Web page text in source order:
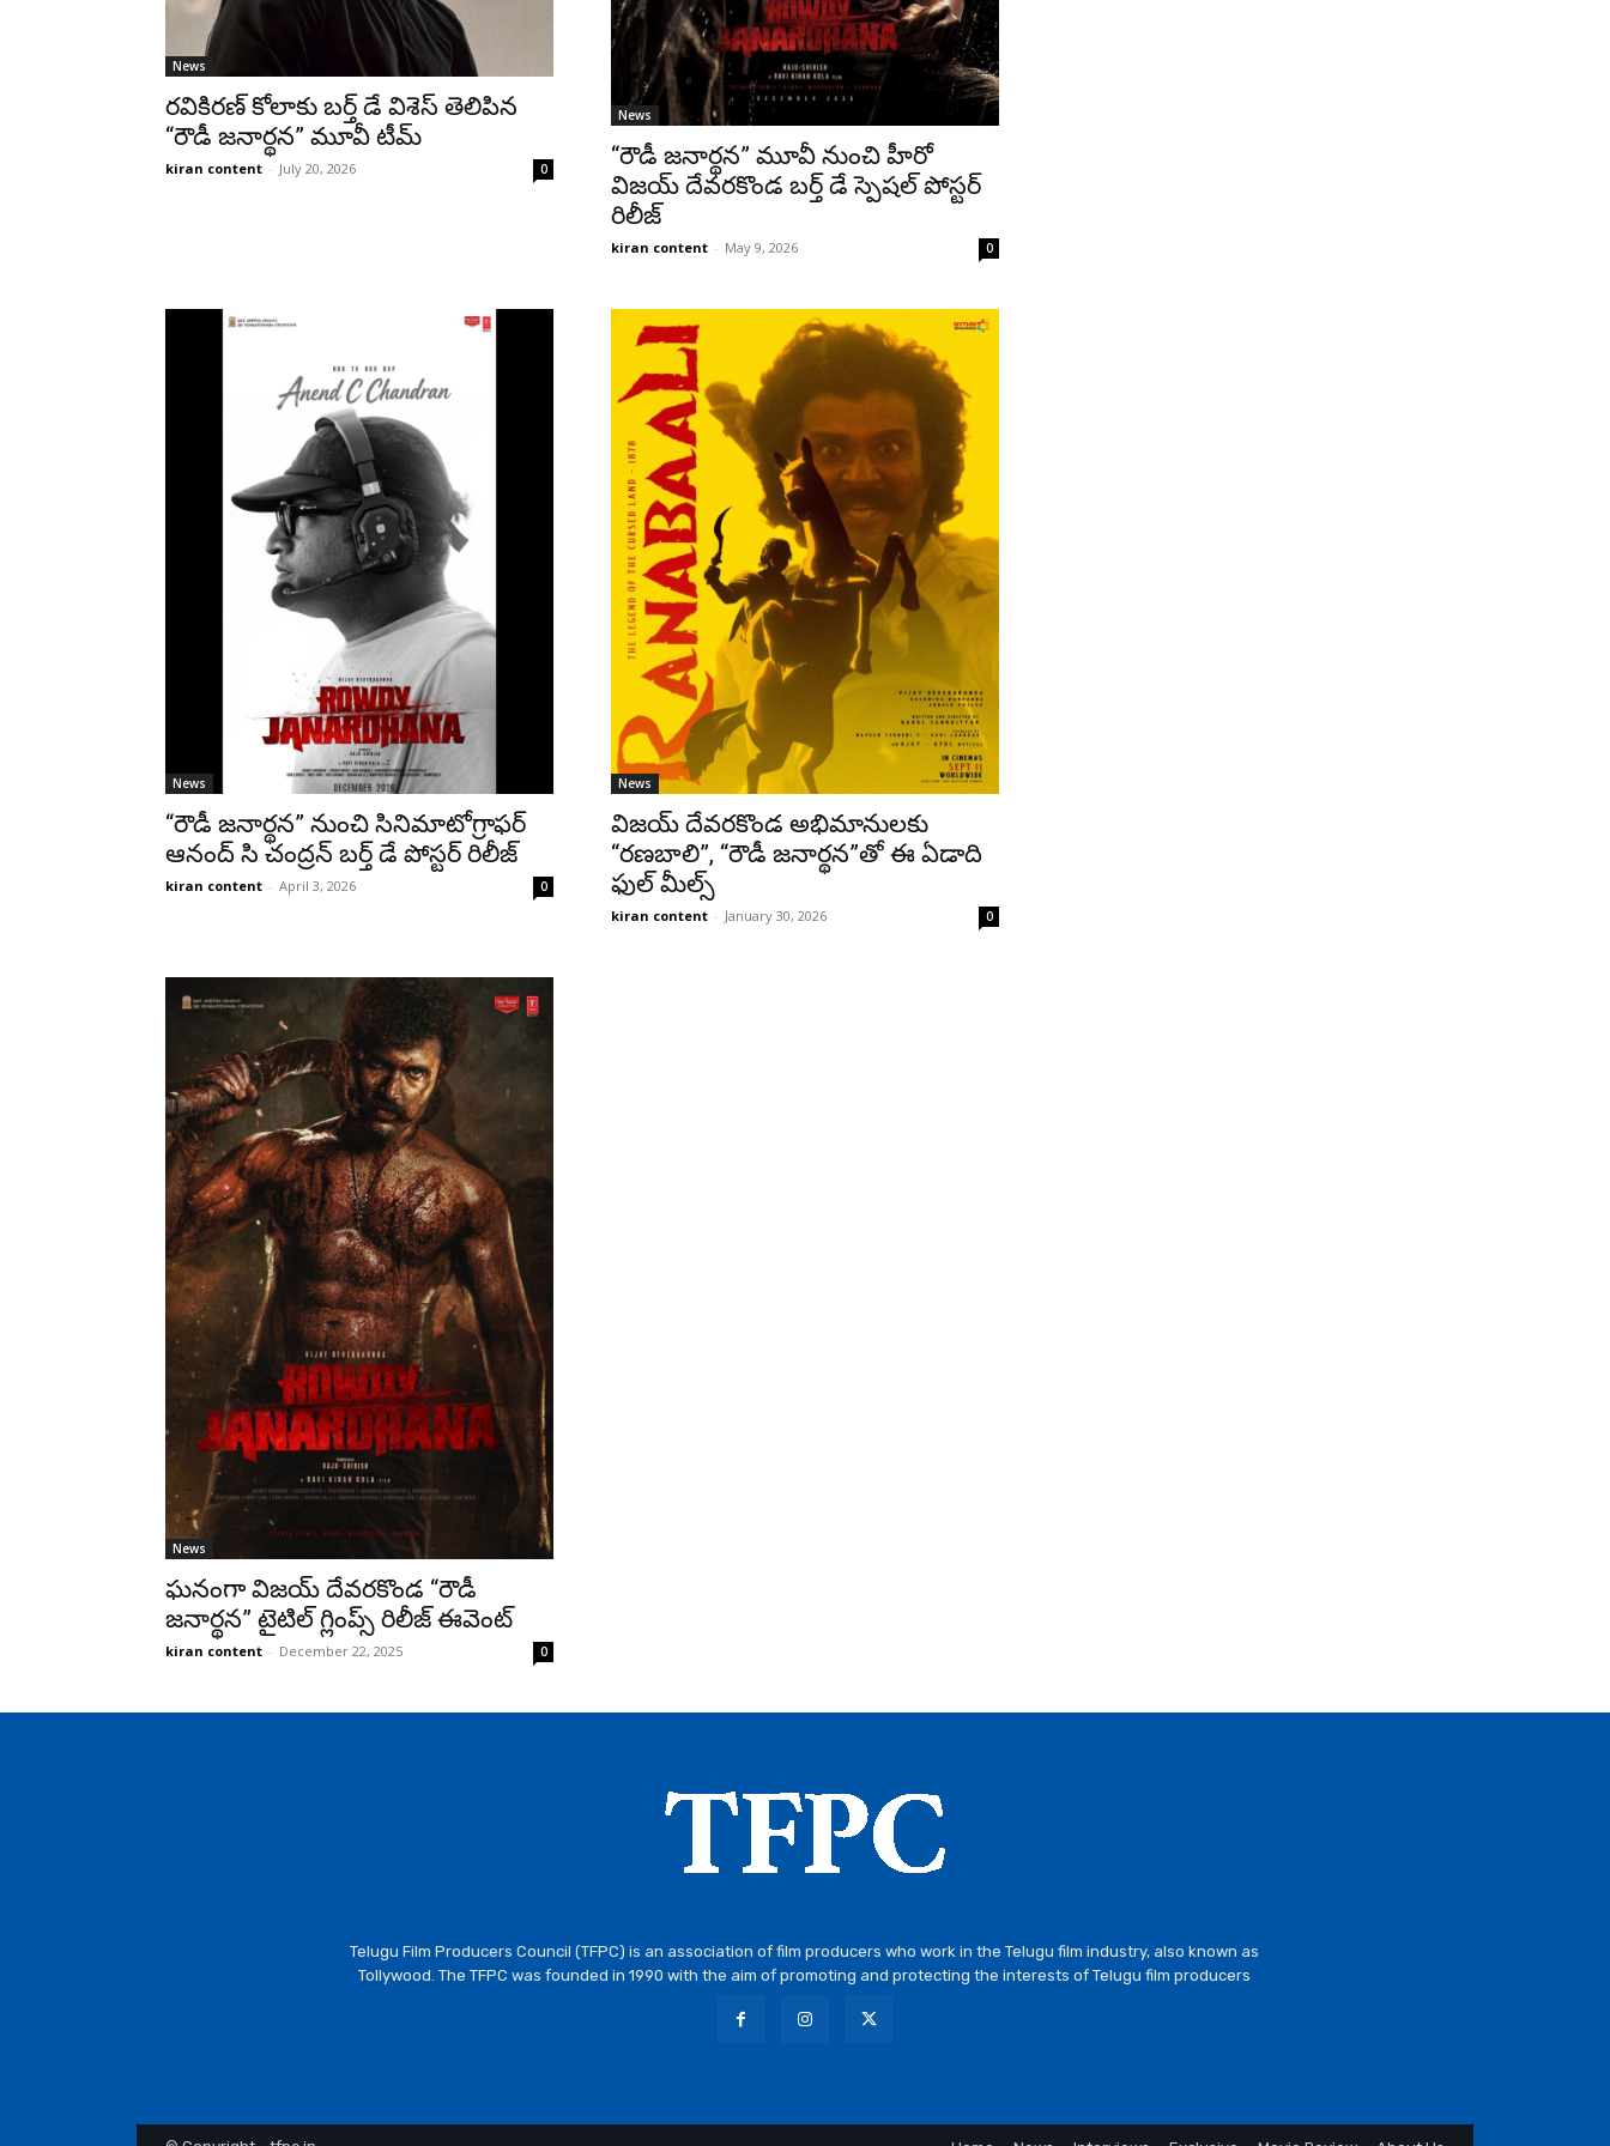
News
రవికిరణ్ కోలాకు బర్త్ డే విశెస్ తెలిపిన
“రౌడీ జనార్థన” మూవీ టీమ్
kiran content - July 20, 2026 0
News
“రౌడీ జనార్థన” మూవీ నుంచి హీరో
విజయ్ దేవరకొండ బర్త్ డే స్పెషల్ పోస్టర్
రిలీజ్
kiran content - May 9, 2026 0
News
“రౌడీ జనార్థన” నుంచి సినిమాటోగ్రాఫర్
ఆనంద్ సి చంద్రన్ బర్త్ డే పోస్టర్ రిలీజ్
kiran content - April 3, 2026 0
News
విజయ్ దేవరకొండ అభిమానులకు
“రణబాలి”, “రౌడీ జనార్థన”తో ఈ ఏడాది
ఫుల్ మీల్స్
kiran content - January 30, 2026 0
News
ఘనంగా విజయ్ దేవరకొండ “రౌడీ
జనార్థన” టైటిల్ గ్లింప్స్ రిలీజ్ ఈవెంట్
kiran content - December 22, 2025 0
Telugu Film Producers Council (TFPC) is an association of film producers who work in the Telugu film industry, also known as
Tollywood. The TFPC was founded in 1990 with the aim of promoting and protecting the interests of Telugu film producers